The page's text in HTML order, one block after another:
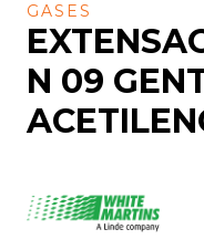
GASES
N 09